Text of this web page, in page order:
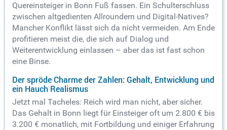
Quereinsteiger in Bonn Fuß fassen. Ein Schulterschluss
zwischen altgedienten Allroundern und Digital-Natives?
Mancher Konflikt lässt sich da nicht vermeiden. Am Ende
profitieren meist die, die sich auf Dialog und
Weiterentwicklung einlassen – aber das ist fast schon
eine Binse.
Der spröde Charme der Zahlen: Gehalt, Entwicklung und
ein Hauch Realismus
Jetzt mal Tacheles: Reich wird man nicht, aber sicher.
Das Gehalt in Bonn liegt für Einsteiger oft um 2.800 € bis
3.200 € monatlich, mit Fortbildung und einiger Erfahrung